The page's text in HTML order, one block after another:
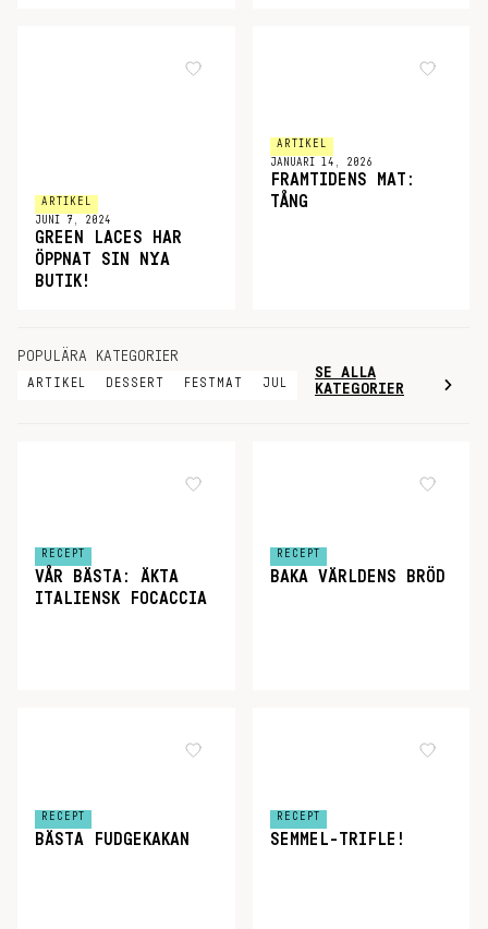
ARTIKEL
JUNI 7, 2024
GREEN LACES HAR
ÖPPNAT SIN NYA
BUTIK!
ARTIKEL
JANUARI 14, 2026
FRAMTIDENS MAT:
TÅNG
POPULÄRA KATEGORIER
ARTIKEL DESSERT FESTMAT JUL
SE ALLA
KATEGORIER
RECEPT
VÅR BÄSTA: ÄKTA
ITALIENSK FOCACCIA
RECEPT
BAKA VÄRLDENS BRÖD
RECEPT
BÄSTA FUDGEKAKAN
RECEPT
SEMMEL-TRIFLE!